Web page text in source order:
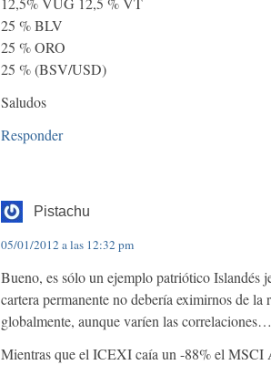
25 % BLV
25 % ORO
25 % (BSV/USD)
Saludos
Responder
Pistachu
05/01/2012 a las 12:32 pm
Bueno, es sólo un ejemplo patriótico Islandés
cartera permanente no debería eximirnos de
globalmente, aunque varíen las correlaciones…
Mientras que el ICEXI caía un -88% el MSCI